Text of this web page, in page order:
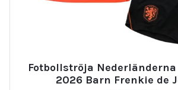
Fotbollströja Nederländerna
2026 Barn Frenkie de